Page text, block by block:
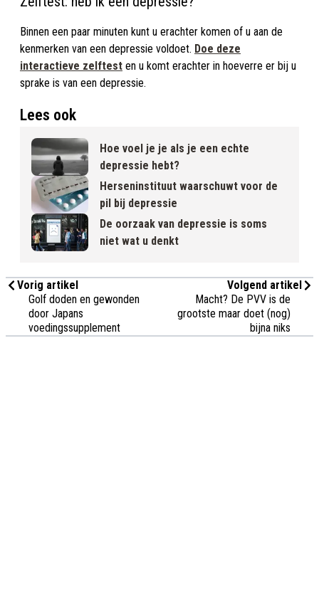
Binnen een paar minuten kunt u erachter komen of u aan de
kenmerken van een depressie voldoet. Doe deze
interactieve zelftest en u komt erachter in hoeverre er bij u
sprake is van een depressie.
Lees ook
Hoe voel je je als je een echte
depressie hebt?
Herseninstituut waarschuwt voor de
pil bij depressie
De oorzaak van depressie is soms
niet wat u denkt
Vorig artikel
Golf doden en gewonden
door Japans
voedingssupplement
Volgend artikel
Macht? De PVV is de
grootste maar doet (nog)
bijna niks